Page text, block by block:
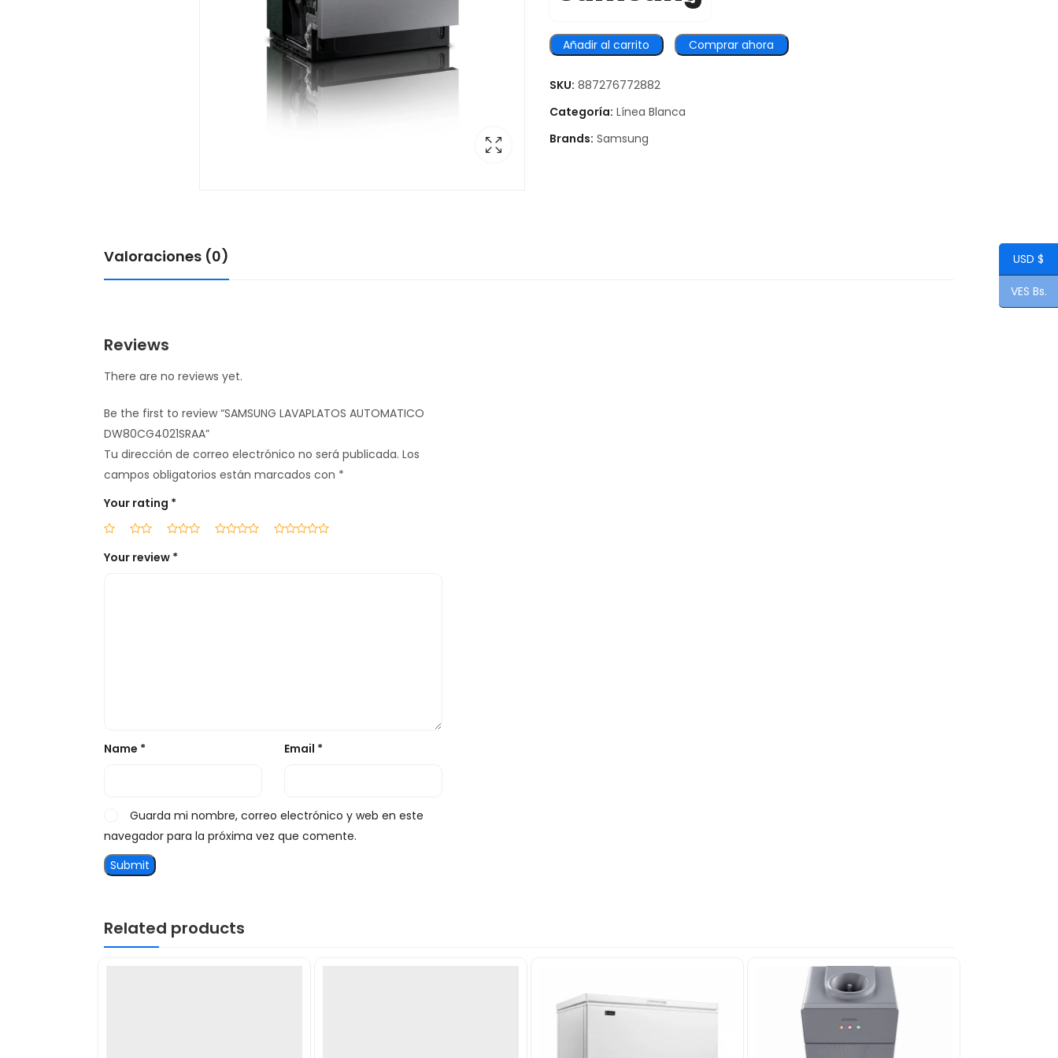
Añadir al carrito Comprar ahora
SKU: 887276772882
Categoría: Línea Blanca
Brands: Samsung
Valoraciones (0)
Reviews
There are no reviews yet.
Be the first to review “SAMSUNG LAVAPLATOS AUTOMATICO
DW80CG4021SRAA”
Tu dirección de correo electrónico no será publicada. Los
campos obligatorios están marcados con *
Your rating *
Your review *
Name * Email *
Guarda mi nombre, correo electrónico y web en este
navegador para la próxima vez que comente.
Related products
USD $
VES Bs.